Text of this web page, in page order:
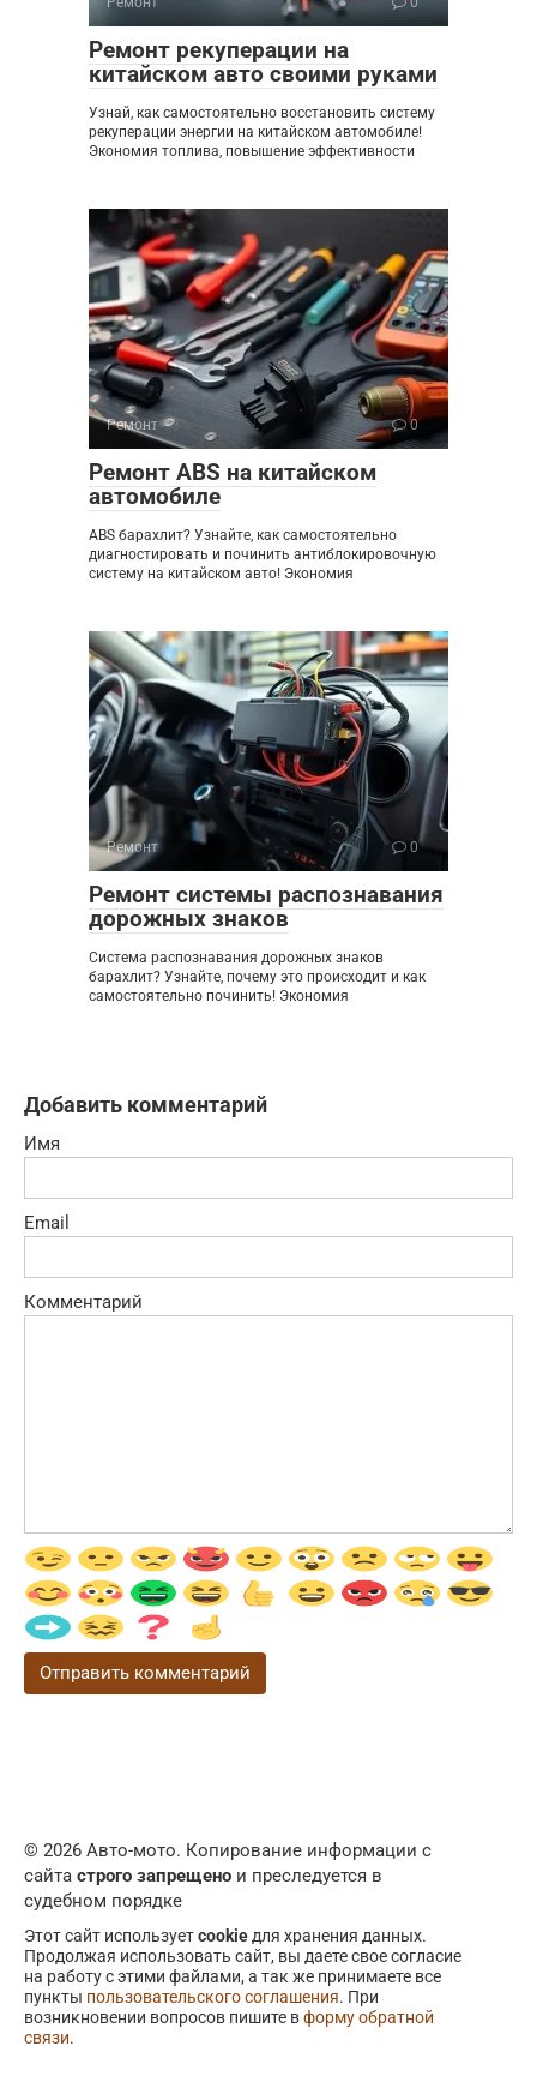
Ремонт рекуперации на
китайском авто своими руками
Узнай, как самостоятельно восстановить систему
рекуперации энергии на китайском автомобиле!
Экономия топлива, повышение эффективности
Ремонт 0
Ремонт ABS на китайском
автомобиле
ABS барахлит? Узнайте, как самостоятельно
диагностировать и починить антиблокировочную
систему на китайском авто! Экономия
Ремонт 0
Ремонт системы распознавания
дорожных знаков
Система распознавания дорожных знаков
барахлит? Узнайте, почему это происходит и как
самостоятельно починить! Экономия
Добавить комментарий
Имя
Email
Комментарий
© 2026 Авто-мото. Копирование информации с
сайта строго запрещено и преследуется в
судебном порядке
Этот сайт используетcookieдля хранения данных.
Продолжая использовать сайт, вы даете свое согласие
на работу с этими файлами, а так же принимаете все
пункты пользовательского соглашения. При
возникновении вопросов пишите вформу обратной
связи.